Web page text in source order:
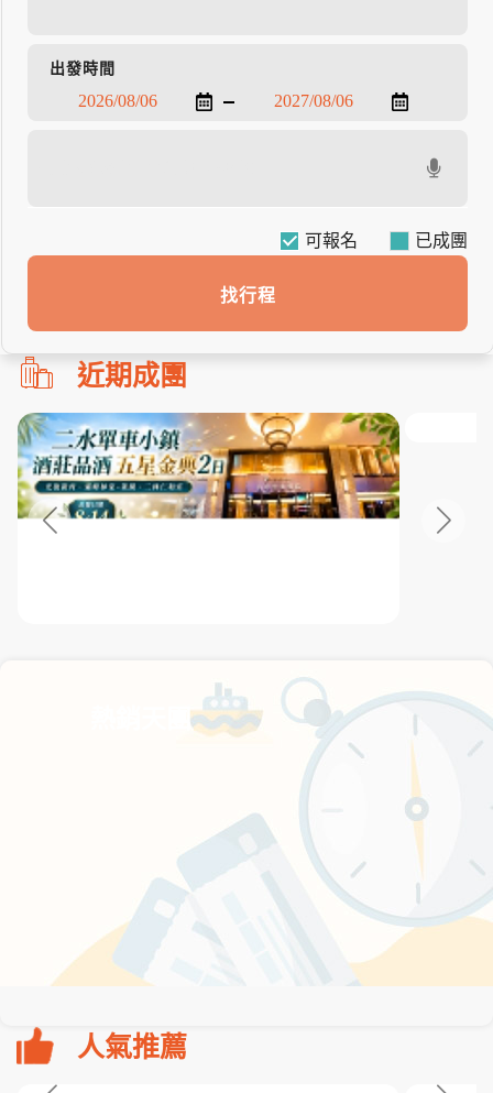
出發時間
可報名
找行程
刪!!
bar
近期成團
熱銷天團
人氣推薦